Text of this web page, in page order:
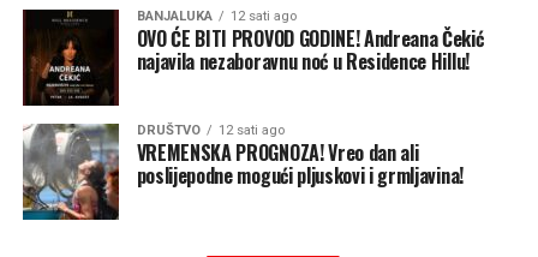
Danas vrhunac toplotnog talasa, spremite se za tropsku
noć
Uopšteno gledano, trenutni sezonski obrazac nije
naročito povoljan za obilnije količine snijega u većem
dijelu Evrope. Veći potencijal za snijeg očekuje se na
sjeveru i sjeveroistoku kontinenta, te u višim planinskim
BANJALUKA 12 sati ago
OVO ĆE BITI PROVOD GODINE! Andreana Čekić
najavila nezaboravnu noć u Residence Hillu!
DRUŠTVO 12 sati ago
VREMENSKA PROGNOZA! Vreo dan ali
poslijepodne mogući pljuskovi i grmljavina!